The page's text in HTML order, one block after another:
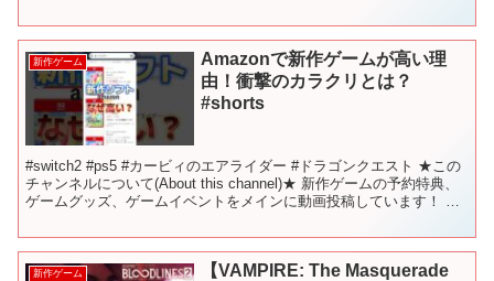
新作ゲーム
Amazonで新作ゲームが高い理
由！衝撃のカラクリとは？
#shorts
#switch2 #ps5 #カービィのエアライダー #ドラゴンクエスト ★この
チャンネルについて(About this channel)★ 新作ゲームの予約特典、
ゲームグッズ、ゲームイベントをメインに動画投稿しています！ リ
新作ゲーム
【VAMPIRE: The Masquerade